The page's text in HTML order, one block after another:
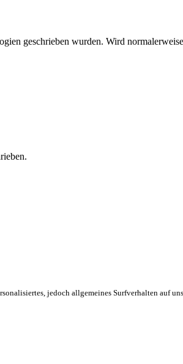
geschrieben wurden. Wird
jedoch allgemeines Surfverhalten auf